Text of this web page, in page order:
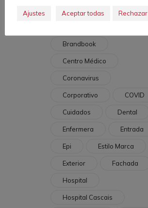
Brandbook
Centro Médico
Coronavirus
Corporativo COVID
Cuidados Dental
Enfermera Entrada
Epi Estilo Marca
Exterior Fachada
Hospital
Hospital Cascais
Ajustes Aceptar todas Rechazar